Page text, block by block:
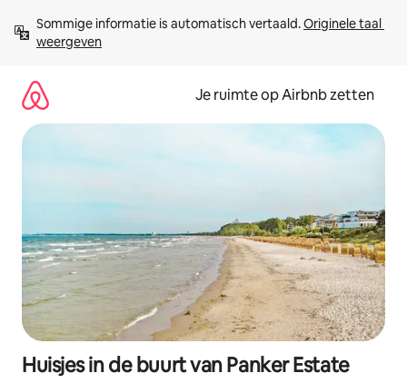
direct
naar
Sommige informatie is automatisch vertaald. Originele taal
weergeven
Je ruimte op Airbnb zetten
Huisjes in de buurt van Panker Estate